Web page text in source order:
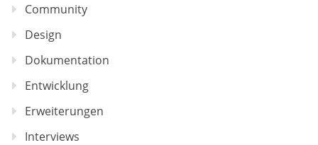
Community
Design
Dokumentation
Entwicklung
Erweiterungen
Interviews